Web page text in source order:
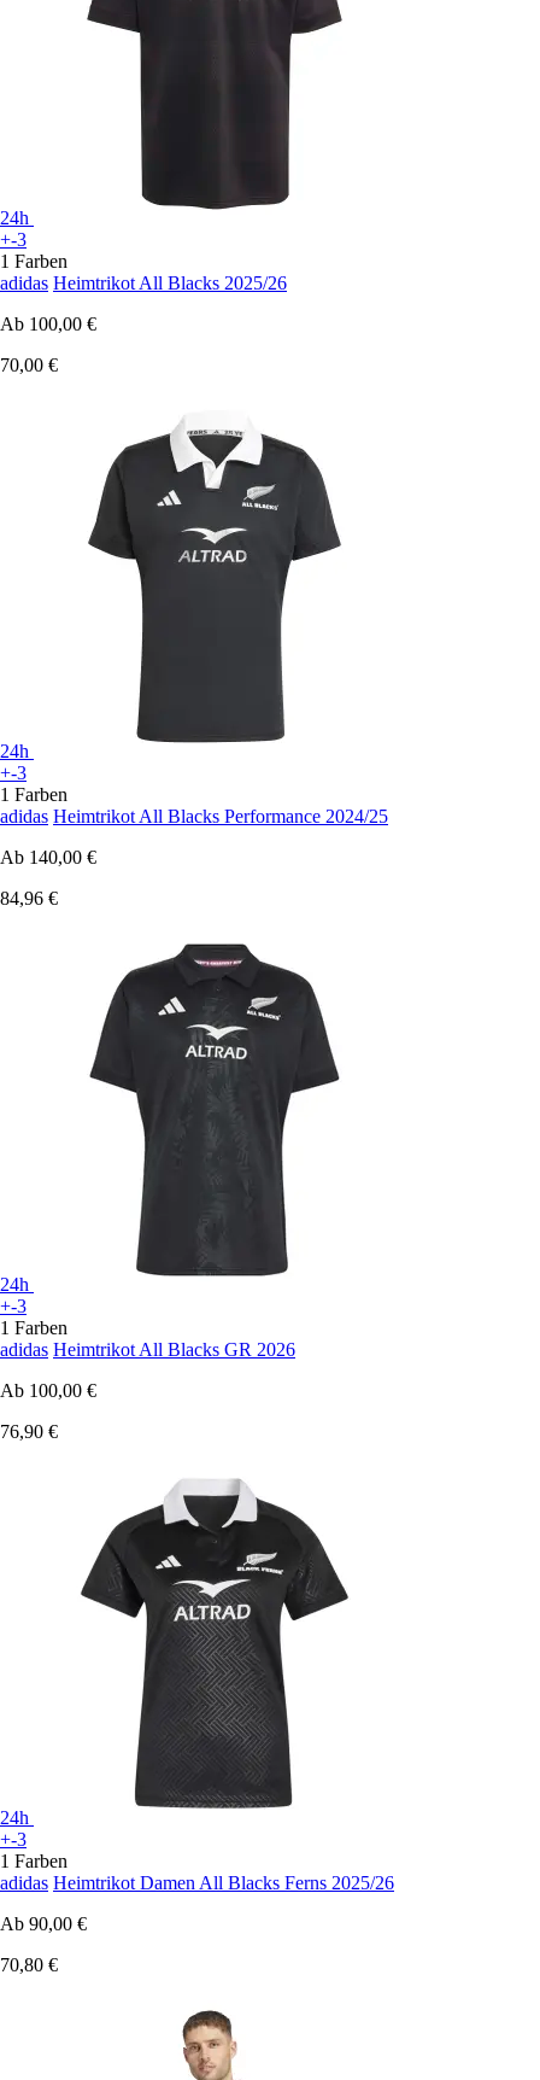
24h
+-3
1 Farben
adidas Heimtrikot All Blacks 2025/26
Ab 100,00 €
70,00 €
24h
+-3
1 Farben
adidas Heimtrikot All Blacks Performance 2024/25
Ab 140,00 €
84,96 €
24h
+-3
1 Farben
adidas Heimtrikot All Blacks GR 2026
Ab 100,00 €
76,90 €
24h
+-3
1 Farben
adidas Heimtrikot Damen All Blacks Ferns 2025/26
Ab 90,00 €
70,80 €